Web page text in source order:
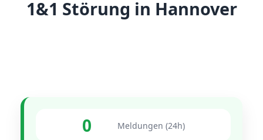
1&1 Störung in Hannover
0 Meldungen (24h)